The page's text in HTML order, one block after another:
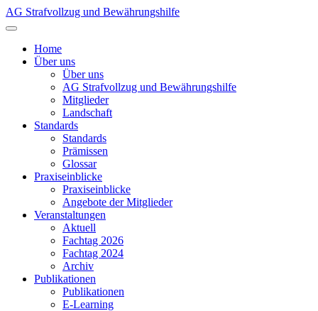
AG Strafvollzug und Bewährungshilfe
Home
Über uns
Über uns
AG Strafvollzug und Bewährungshilfe
Mitglieder
Landschaft
Standards
Standards
Prämissen
Glossar
Praxiseinblicke
Praxiseinblicke
Angebote der Mitglieder
Veranstaltungen
Aktuell
Fachtag 2026
Fachtag 2024
Archiv
Publikationen
Publikationen
E-Learning